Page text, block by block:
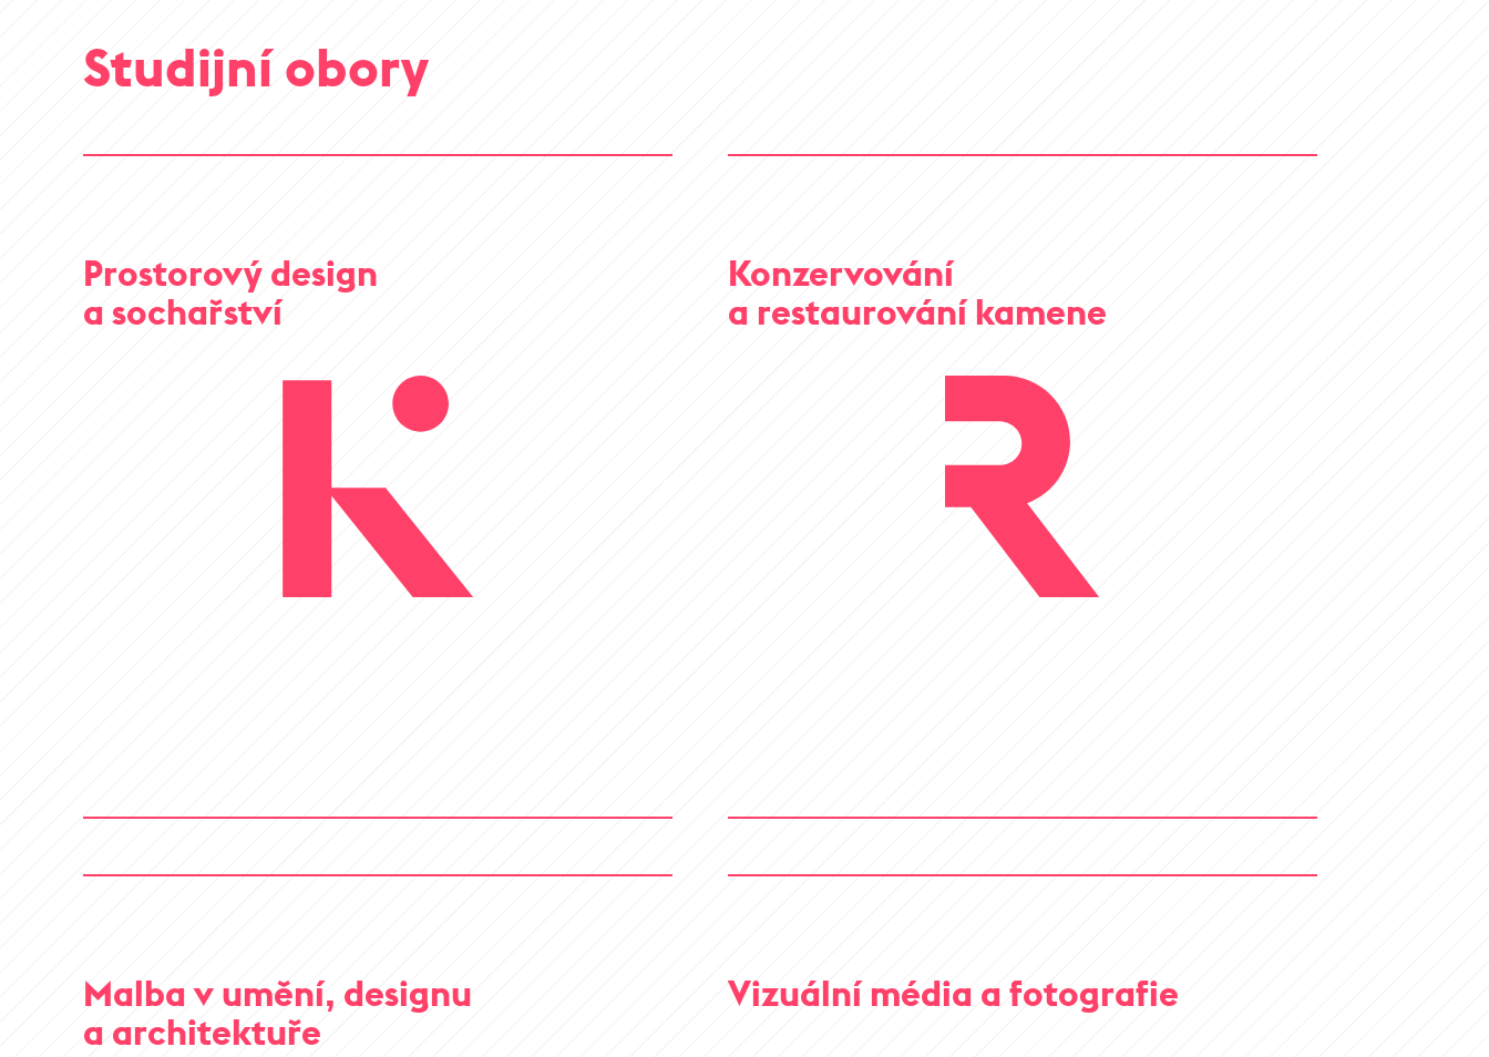
Studijní obory
Prostorový design
a sochařství
Konzervování
a restaurování kamene
Malba v umění, designu
a architektuře
Vizuální média a fotografie